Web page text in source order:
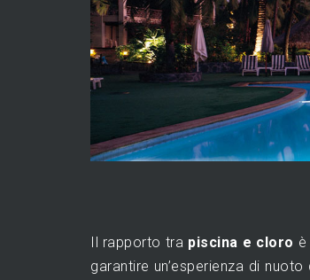
Il rapporto tra piscina e cloro
garantire un’esperienza di